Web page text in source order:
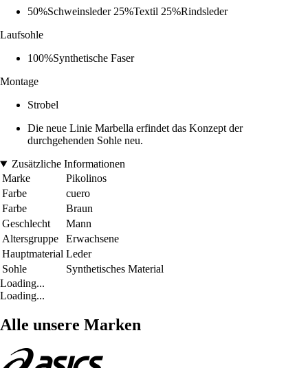
50%Schweinsleder 25%Textil 25%Rindsleder
Laufsohle
100%Synthetische Faser
Montage
Strobel
Die neue Linie Marbella erfindet das Konzept der
durchgehenden Sohle neu.
Zusätzliche Informationen
Marke
Pikolinos
Farbe
cuero
Farbe
Braun
Geschlecht
Mann
Altersgruppe
Erwachsene
Hauptmaterial Leder
Sohle
Synthetisches Material
Loading...
Loading...
Alle unsere Marken